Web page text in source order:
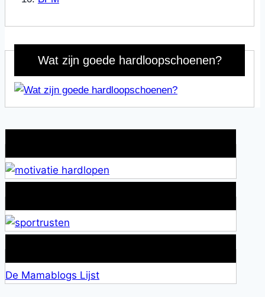
Wat zijn goede hardloopschoenen?
De Mamablogs Lijst